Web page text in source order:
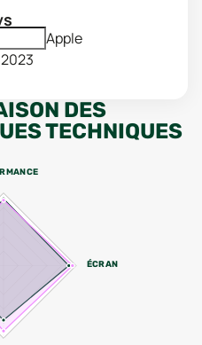
Apple
DES
TECHNIQUES
ÉCRAN